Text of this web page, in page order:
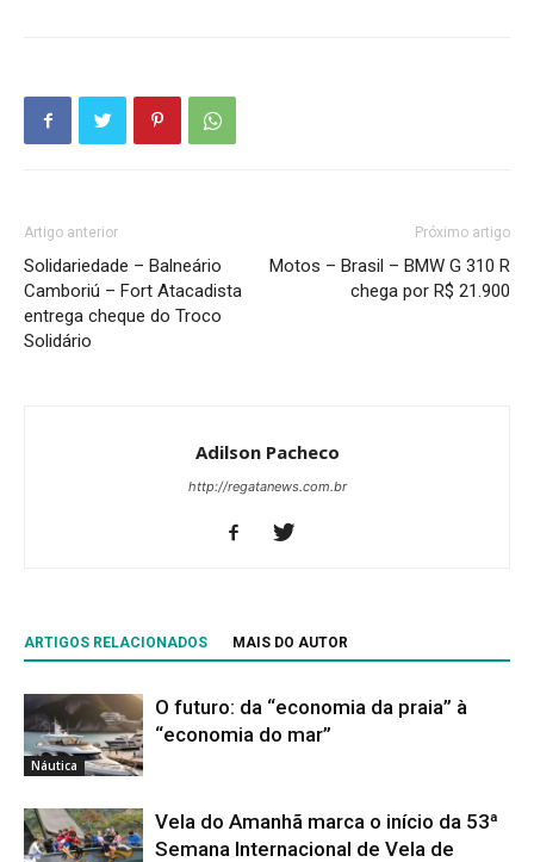
Artigo anterior
Solidariedade – Balneário
Camboriú – Fort Atacadista
entrega cheque do Troco
Solidário
Próximo artigo
Motos – Brasil – BMW G 310 R
chega por R$ 21.900
Adilson Pacheco
http://regatanews.com.br
ARTIGOS RELACIONADOS MAIS DO AUTOR
Náutica
O futuro: da “economia da praia” à
“economia do mar”
Vela do Amanhã marca o início da 53ª
Semana Internacional de Vela de